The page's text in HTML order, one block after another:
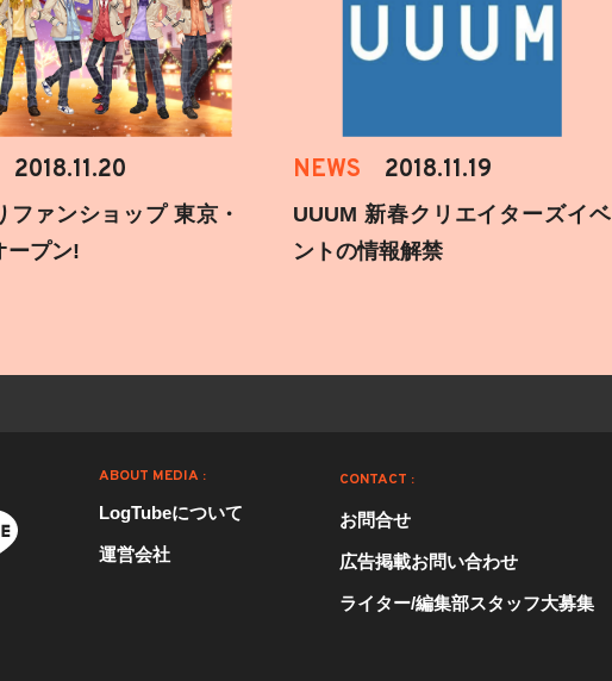
2018.11.20
ファンショップ 東京・
ープン!
NEWS 2018.11.19
UUUM 新春クリエイターズイベ
ントの情報解禁
ABOUT MEDIA :
LogTubeについて
運営会社
CONTACT :
お問合せ
広告掲載お問い合わせ
ライター/編集部スタッフ大募集